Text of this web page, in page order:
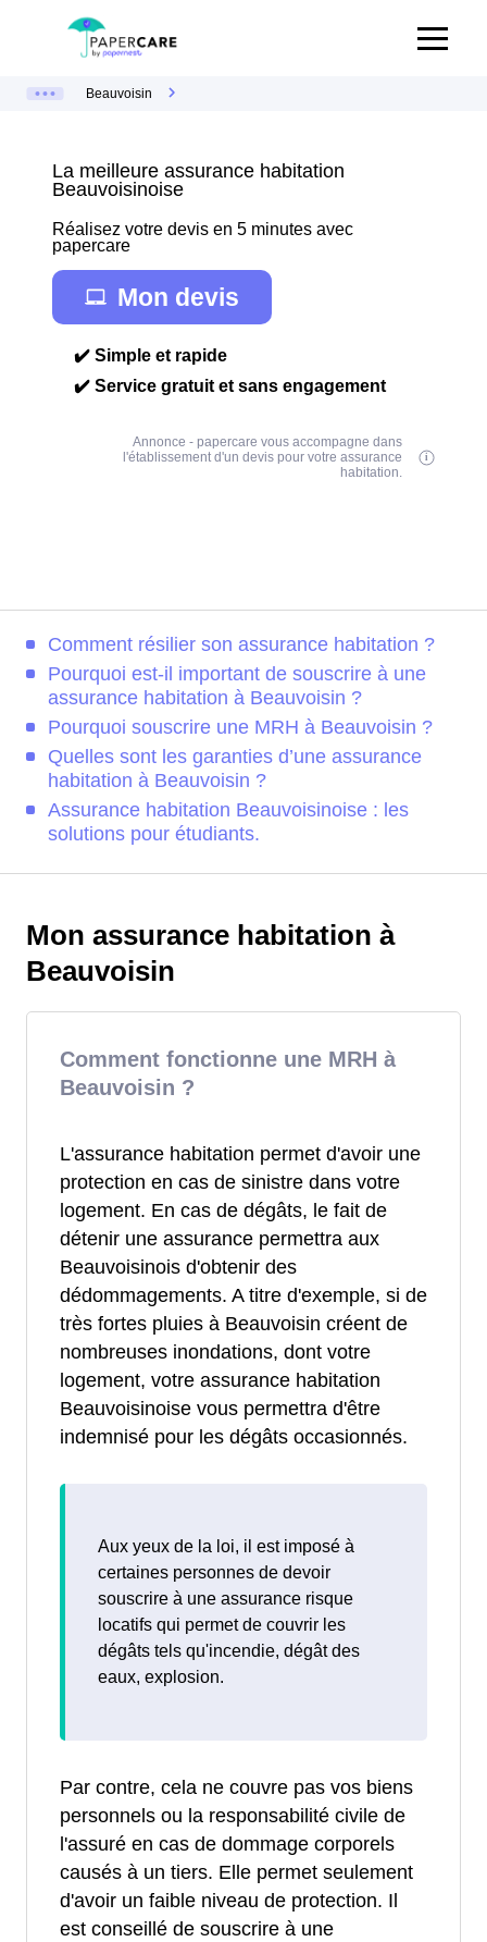
Beauvoisin
La meilleure assurance habitation
Beauvoisinoise
Réalisez votre devis en 5 minutes avec
papercare
Mon devis
✔️ Simple et rapide
✔️ Service gratuit et sans engagement
Annonce - papercare vous accompagne dans
l'établissement d'un devis pour votre assurance
habitation.
Comment résilier son assurance habitation ?
Pourquoi est-il important de souscrire à une
assurance habitation à Beauvoisin ?
Pourquoi souscrire une MRH à Beauvoisin ?
Quelles sont les garanties d’une assurance
habitation à Beauvoisin ?
Assurance habitation Beauvoisinoise : les
solutions pour étudiants.
Mon assurance habitation à
Beauvoisin
Comment fonctionne une MRH à
Beauvoisin ?
L'assurance habitation permet d'avoir une
protection en cas de sinistre dans votre
logement. En cas de dégâts, le fait de
détenir une assurance permettra aux
Beauvoisinois d'obtenir des
dédommagements. A titre d'exemple, si de
très fortes pluies à Beauvoisin créent de
nombreuses inondations, dont votre
logement, votre assurance habitation
Beauvoisinoise vous permettra d'être
indemnisé pour les dégâts occasionnés.
Aux yeux de la loi, il est imposé à
certaines personnes de devoir
souscrire à une assurance risque
locatifs qui permet de couvrir les
dégâts tels qu'incendie, dégât des
eaux, explosion.
Par contre, cela ne couvre pas vos biens
personnels ou la responsabilité civile de
l'assuré en cas de dommage corporels
causés à un tiers. Elle permet seulement
d'avoir un faible niveau de protection. Il
est conseillé de souscrire à une